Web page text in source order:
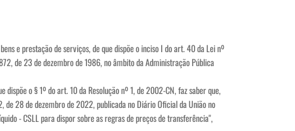
e prestação de serviços, de que dispõe o inciso I do art. 40 da Lei nº
de 23 de dezembro de 1986, no âmbito da Administração Pública
dispõe o § 1º do art. 10 da Resolução nº 1, de 2002-CN, faz saber que,
de 28 de dezembro de 2022, publicada no Diário Oficial da União no
- CSLL para dispor sobre as regras de preços de transferência",